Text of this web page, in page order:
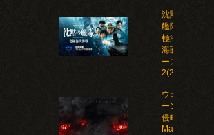
沈黙の
艦隊 北
極海大
海戦 シ
ーズン
2(2026)
ウォー・マシ
ーン: 未知な
侵略者/War